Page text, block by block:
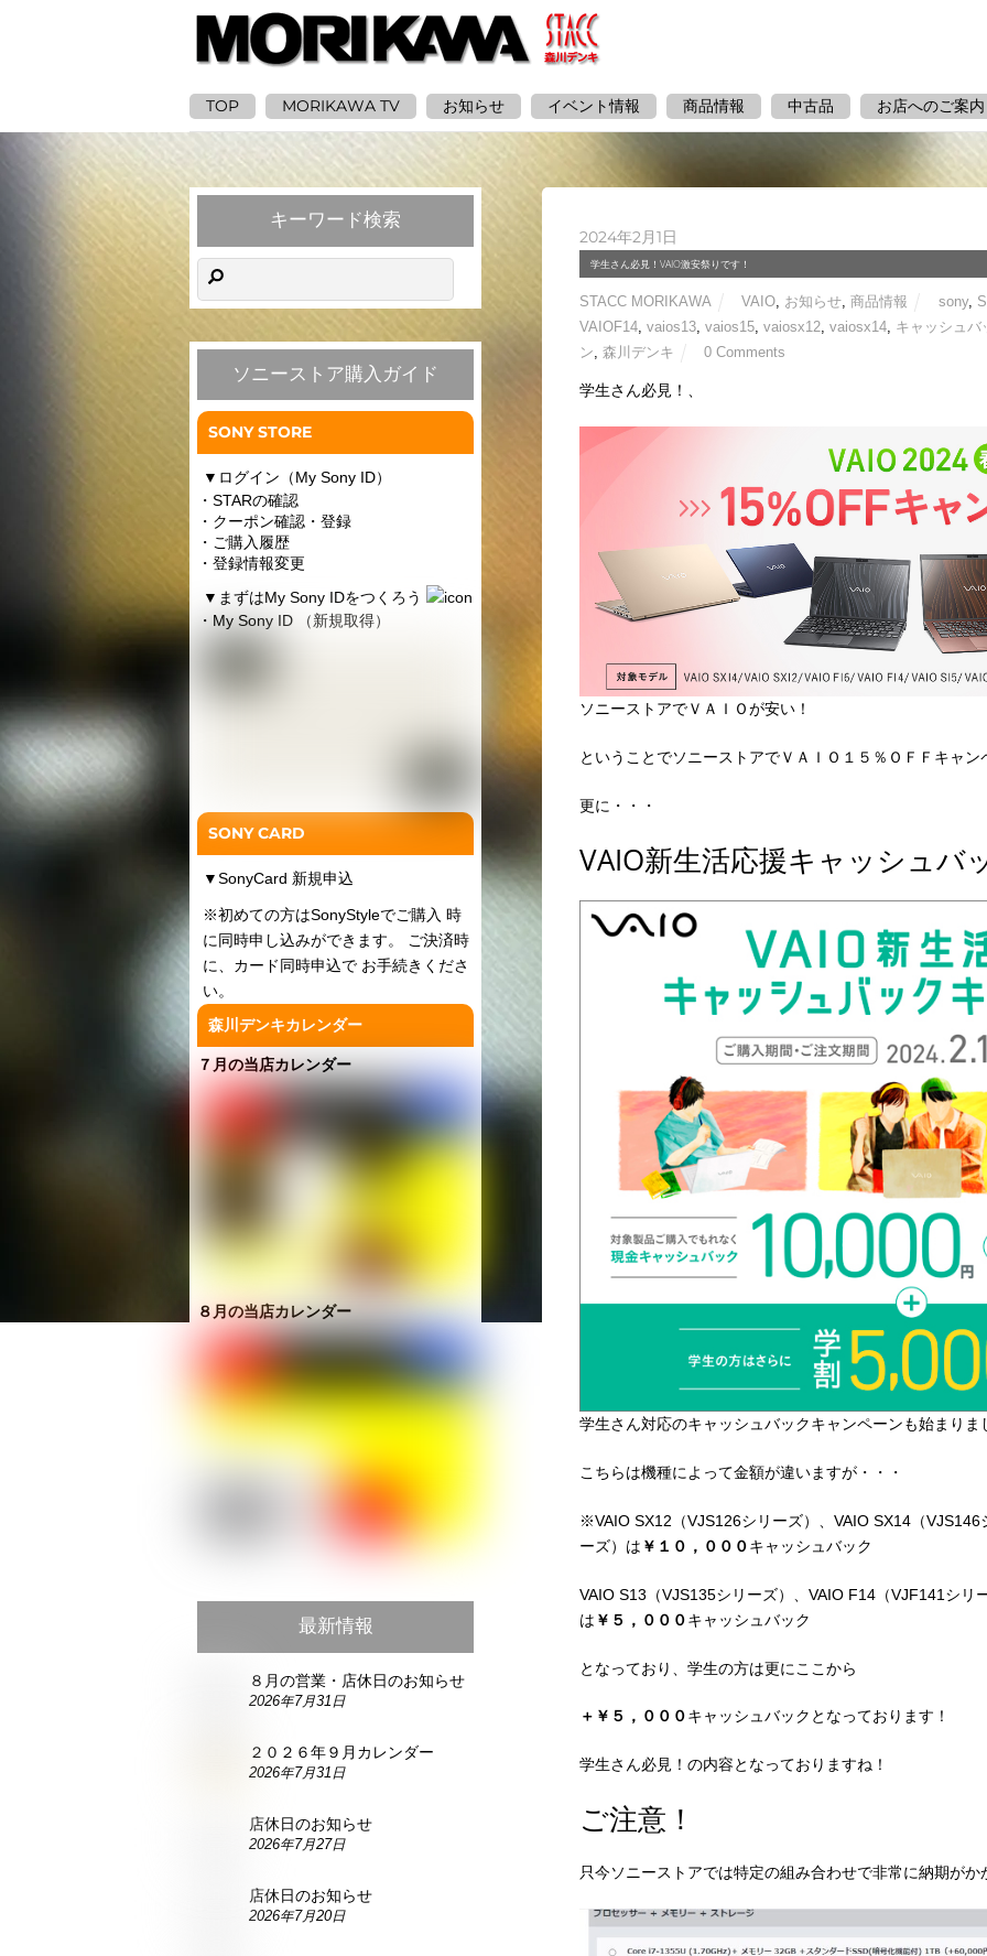
TOP MORIKAWA TV お知らせ イベント情報 商品情報 中古品 お店へのご案内
2024年2月1日
学生さん必見！VAIO激安祭りです！
STACC MORIKAWA VAIO, お知らせ,商品情報 sony,
VAIOF14, vaios13, vaios15, vaiosx12, vaiosx14, キャッシュバ
ン, 森川デンキ 0 Comments
学生さん必見！、
ソニーストアでＶＡＩＯが安い！
ということでソニーストアでＶＡＩＯ１５％ＯＦＦキャ
更に・・・
VAIO新生活応援キャッシュバ
学生さん対応のキャッシュバックキャンペーンも始まりま
こちらは機種によって金額が違いますが・・・
※VAIO SX12（VJS126シリーズ）、VAIO SX14（
ーズ）は ￥１０，０００キャッシュバック
VAIO S13（VJS135シリーズ）、VAIO F14（VJF141シリ
は ￥５，０００キャッシュバック
となっており、学生の方は更にここから
＋￥５，０００キャッシュバックとなっております！
学生さん必見！の内容となっておりますね！
ご注意！
只今ソニーストアでは特定の組み合わせで非常に納期が
キーワード検索
ソニーストア購入ガイド
SONY STORE
▼ ログイン（My Sony ID）
・STARの確認
・クーポン確認・登録
・ご購入履歴
・登録情報変更
▼ まずはMy Sony IDをつくろう
・My Sony ID （新規取得）
SONY CARD
▼SonyCard 新規申込
※初めての方はSonyStyleでご購入 時
に同時申し込みができます。 ご決済時
に、カード同時申込で お手続きくださ
い。
森川デンキカレンダー
７月の当店カレンダー
８月の当店カレンダー
最新情報
８月の営業・店休日のお知らせ
2026年7月31日
２０２６年９月カレンダー
2026年7月31日
店休日のお知らせ
2026年7月27日
店休日のお知らせ
2026年7月20日